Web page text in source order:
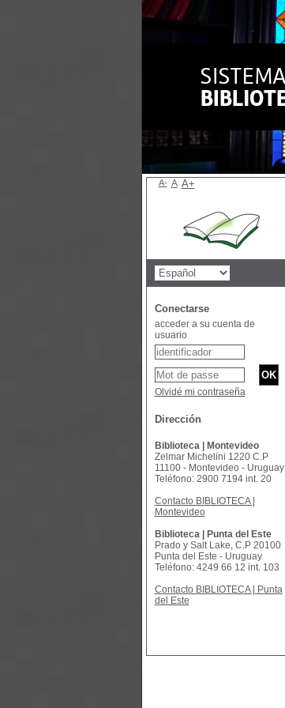
A- A A+
Conectarse
acceder a su cuenta de
usuario
Olvidé mi contraseña
Dirección
Biblioteca | Montevideo
Zelmar Michelini 1220 C.P
11100 - Montevideo - Uruguay
Teléfono: 2900 7194 int. 20
Contacto BIBLIOTECA |
Montevideo
Biblioteca | Punta del Este
Prado y Salt Lake, C.P 20100
Punta del Este - Uruguay
Teléfono: 4249 66 12 int. 103
Contacto BIBLIOTECA | Punta
del Este